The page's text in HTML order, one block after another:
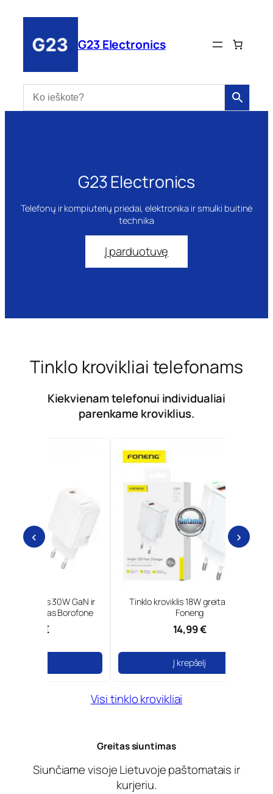
turinio
G23 Electronics
G23 Electronics
Telefonų ir kompiuterių priedai, elektronika ir smulki buitinė
technika
Į parduotuvę
Tinklo krovikliai telefonams
Kiekvienam telefonui individualiai
parenkame kroviklius.
‹
Tinklo kroviklis 18W greita įkrova
Type-C
›
Visi tinklo krovikliai
Greitas siuntimas
Siunčiame visoje Lietuvoje paštomatais ir
kurjeriu.